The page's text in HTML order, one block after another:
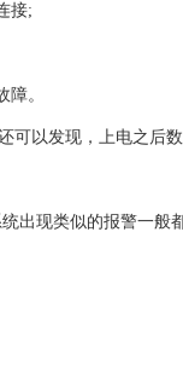
接;
。
可以发现，上电之后
出现类似的报警一